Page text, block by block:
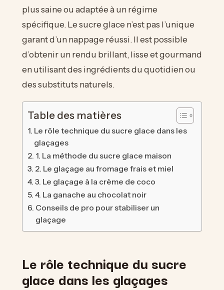
plus saine ou adaptée à un régime
spécifique. Le sucre glace n’est pas l’unique
garant d’un nappage réussi. Il est possible
d’obtenir un rendu brillant, lisse et gourmand
en utilisant des ingrédients du quotidien ou
des substituts naturels.
Table des matières
Le rôle technique du sucre glace dans les
glaçages
1. La méthode du sucre glace maison
2. Le glaçage au fromage frais et miel
3. Le glaçage à la crème de coco
4. La ganache au chocolat noir
Conseils de pro pour stabiliser un
glaçage
Le rôle technique du sucre
glace dans les glaçages